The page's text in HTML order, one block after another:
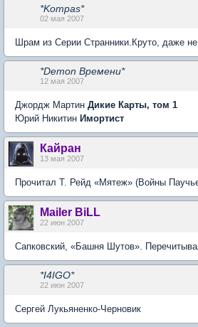
*Kompas*
02 мая 2007
Шрам из Серии Странники.Круто, даже
*Demon Времени*
12 мая 2007
Джордж Мартин Дикие Карты, том 1
Юрий Никитин Имортист
Кайран
13 мая 2007
Прочитал Т. Рейд «Мятеж» (Войны
Mailer BiLL
22 июн 2007
Сапковский, «Башня Шутов».
*I4IGO*
22 июн 2007
Сергей Лукьяненко-Черновик